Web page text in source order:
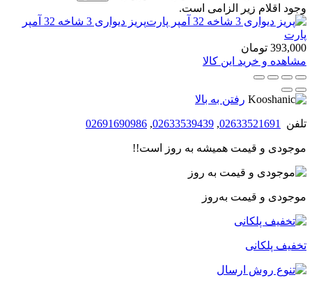
وجود اقلام زیر الزامی است.
پریز دیواری 3 شاخه 32 آمپر
پارت
393,000 تومان
مشاهده و خرید این کالا
رفتن به بالا
تلفن 02633521691
,
02633539439
,
02691690986
موجودی و قیمت همیشه به روز است!!
موجودی و قیمت به‌روز
تخفیف پلکانی